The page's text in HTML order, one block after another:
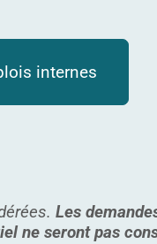
internes
Les
ne seront pas